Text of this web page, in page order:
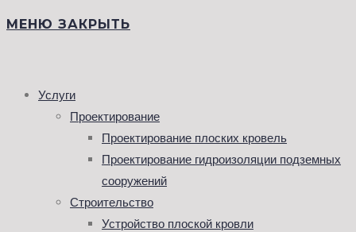
МЕНЮ ЗАКРЫТЬ
Услуги
Проектирование
Проектирование плоских кровель
Проектирование гидроизоляции подземных
сооружений
Строительство
Устройство плоской кровли